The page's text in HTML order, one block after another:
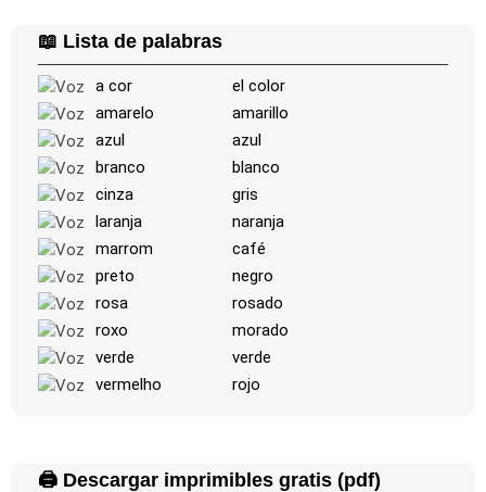
📖 Lista de palabras
a cor
el color
amarelo
amarillo
azul
azul
branco
blanco
cinza
gris
laranja
naranja
marrom
café
preto
negro
rosa
rosado
roxo
morado
verde
verde
vermelho
rojo
🖨️ Descargar imprimibles gratis (pdf)